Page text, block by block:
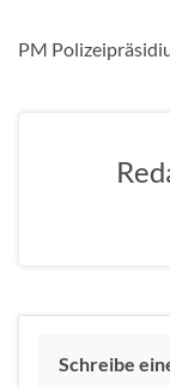
PM
Schreibe